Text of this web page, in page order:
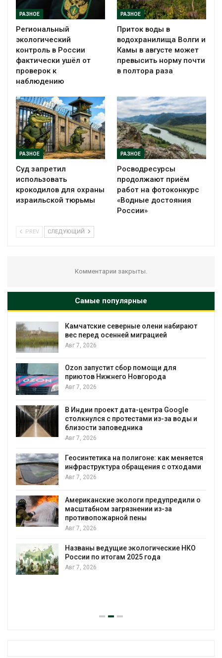
РАЗНОЕ
Региональный
экологический
контроль в России
фактически ушёл от
проверок к
наблюдению
РАЗНОЕ
Приток воды в
водохранилища Волги и
Камы в августе может
превысить норму почти
в полтора раза
РАЗНОЕ
Суд запретил
использовать
крокодилов для охраны
израильской тюрьмы
РАЗНОЕ
Росводресурсы
продолжают приём
работ на фотоконкурс
«Водные достояния
России»
PREV СЛЕДУЮЩИЙ
Комментарии закрыты.
Самые популярные
Камчатские северные олени набирают
вес перед осенней миграцией
Авг 7, 2026
Ozon запустит сбор помощи для
приютов Нижнего Новгорода
Авг 7, 2026
В Индии проект дата-центра Google
столкнулся с протестами из-за воды и
близости заповедника
Авг 7, 2026
Геосинтетика на полигоне: как меняется
инфраструктура обращения с отходами
Авг 7, 2026
Американские экологи предупредили о
масштабном загрязнении из-за
противопожарной пены
Авг 7, 2026
Названы ведущие экологические НКО
России по итогам 2025 года
Авг 7, 2026